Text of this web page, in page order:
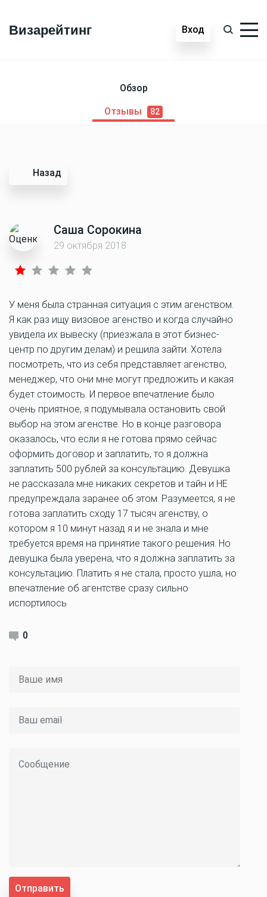
Визарейтинг Вход
Обзор
Отзывы 82
Назад
Саша Сорокина
29 октября 2018
У меня была странная ситуация с этим агенством.
Я как раз ищу визовое агенство и когда случайно
увидела их вывеску (приезжала в этот бизнес-
центр по другим делам) и решила зайти. Хотела
посмотреть, что из себя представляет агенство,
менеджер, что они мне могут предложить и какая
будет стоимость. И первое впечатление было
очень приятное, я подумывала остановить свой
выбор на этом агенстве. Но в конце разговора
оказалось, что если я не готова прямо сейчас
оформить договор и заплатить, то я должна
заплатить 500 рублей за консультацию. Девушка
не рассказала мне никаких секретов и тайн и НЕ
предупреждала заранее об этом. Разумеется, я не
готова заплатить сходу 17 тысяч агенству, о
котором я 10 минут назад я и не знала и мне
требуется время на принятие такого решения. Но
девушка была уверена, что я должна заплатить за
консультацию. Платить я не стала, просто ушла, но
впечатление об агентстве сразу сильно
испортилось
0
Отправить